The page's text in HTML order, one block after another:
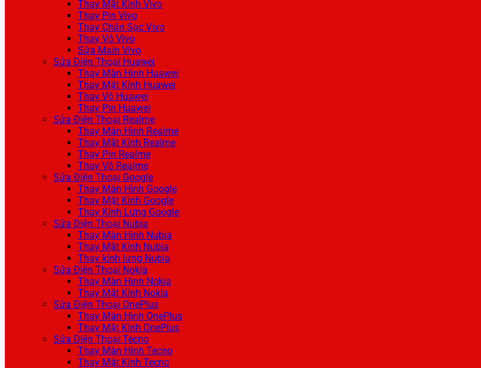
Thay Mặt Kính Vivo
Thay Pin Vivo
Thay Chân Sạc Vivo
Thay Vỏ Vivo
Sửa Main Vivo
Sửa Điện Thoại Huawei
Thay Màn Hình Huawei
Thay Mặt Kính Huawei
Thay Vỏ Huawei
Thay Pin Huawei
Sửa Điện Thoại Realme
Thay Màn Hình Realme
Thay Mặt Kính Realme
Thay Pin Realme
Thay Vỏ Realme
Sửa Điện Thoại Google
Thay Màn Hình Google
Thay Mặt Kính Google
Thay Kính Lưng Google
Sửa Điện Thoại Nubia
Thay Màn Hình Nubia
Thay Mặt Kính Nubia
Thay kính lưng Nubia
Sửa Điện Thoại Nokia
Thay Màn Hình Nokia
Thay Mặt Kính Nokia
Sửa Điện Thoại OnePlus
Thay Màn Hình OnePlus
Thay Mặt Kính OnePlus
Sửa Điện Thoại Tecno
Thay Màn Hình Tecno
Thay Mặt Kính Tecno